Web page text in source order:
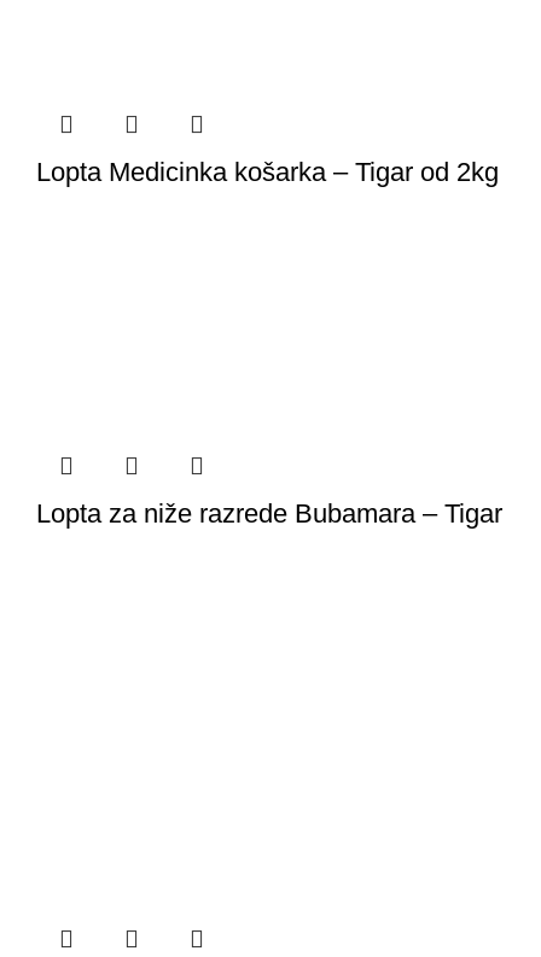
Lopta Medicinka košarka – Tigar od 2kg
Lopta za niže razrede Bubamara – Tigar